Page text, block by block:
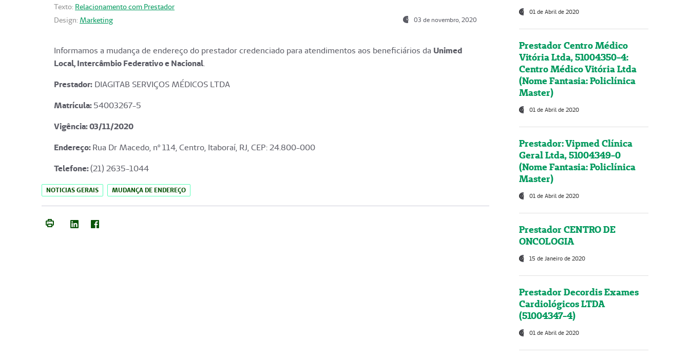
Texto: Relacionamento com Prestador
Design: Marketing 03 de novembro, 2020
Informamos a mudança de endereço do prestador credenciado para atendimentos aos beneficiários da Unimed
Local, Intercâmbio Federativo e Nacional.
Prestador: DIAGITAB SERVIÇOS MÉDICOS LTDA
Matrícula:54003267-5
Vigência: 03/11/2020
Endereço:Rua Dr Macedo, nº 114, Centro, Itaboraí, RJ, CEP: 24.800-000
Telefone:(21) 2635-1044
NOTICIAS GERAIS MUDANÇA DE ENDEREÇO
01 de Abril de 2020
Prestador Centro Médico
Vitória Ltda, 51004350-4:
Centro Médico Vitória Ltda
(Nome Fantasia: Policlínica
Master)
01 de Abril de 2020
Prestador: Vipmed Clínica
Geral Ltda, 51004349-0
(Nome Fantasia: Policlínica
Master)
01 de Abril de 2020
Prestador CENTRO DE
ONCOLOGIA
15 de Janeiro de 2020
Prestador Decordis Exames
Cardiológicos LTDA
(51004347-4)
01 de Abril de 2020